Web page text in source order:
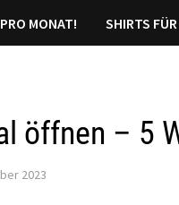
MONAT! SHIRTS
öffnen – 5
2023